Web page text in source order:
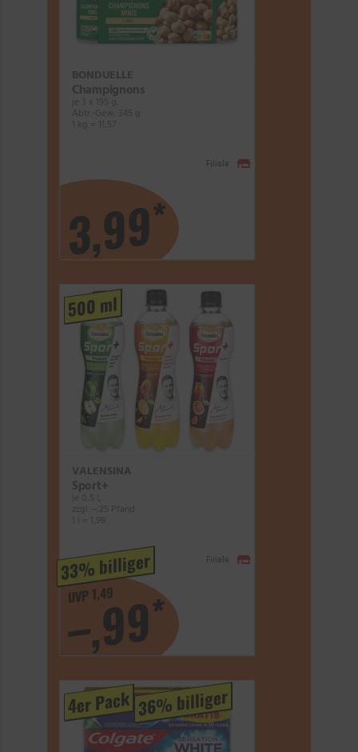
BONDUELLE
Champignons
Abtr.-Gew. 345 g
3,99*
Filiale
500 ml
VALENSINA
Sport+
33% billiger
UVP 1,49
–,99*
Filiale
4er Pack 36% billiger